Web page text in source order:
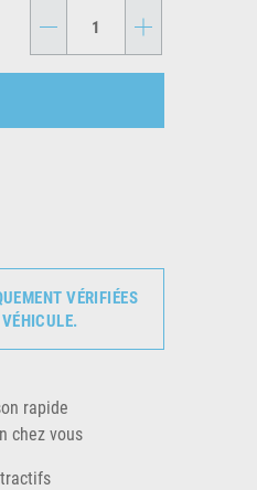
- +
VÉRIFIÉES
rapide
chez vous